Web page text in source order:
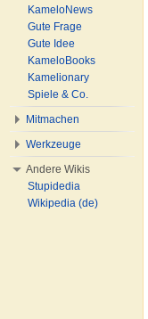
KameloNews
Gute Frage
Gute Idee
KameloBooks
Kamelionary
Spiele & Co.
Mitmachen
Werkzeuge
Andere Wikis
Stupidedia
Wikipedia (de)